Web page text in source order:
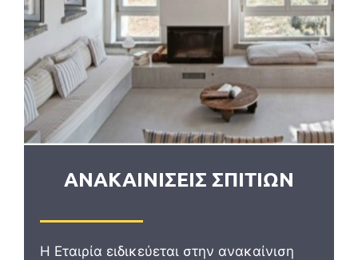
ΑΝΑΚΑΙΝΙΣΕΙΣ ΣΠΙΤΙΩΝ
H Εταιρία ειδικεύεται στην ανακαίνιση